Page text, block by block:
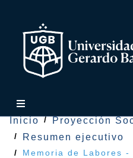
Inicio
Proyección
Resumen ejecutivo
Memoria de Labores